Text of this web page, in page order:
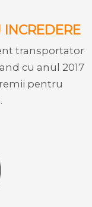
transportator
cu anul 2017
pentru